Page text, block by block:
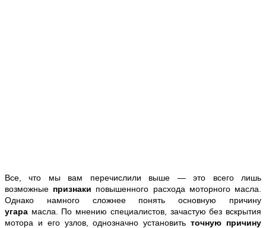
Все, что мы вам перечислили выше — это всего лишь
возможные признаки повышенного расхода моторного масла.
Однако намного сложнее понять основную причину
угара масла. По мнению специалистов, зачастую без вскрытия
мотора и его узлов, однозначно установитьточную причину